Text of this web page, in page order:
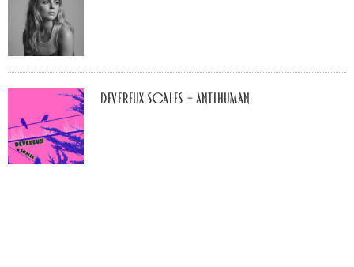
Devereux Scales – Antihuman